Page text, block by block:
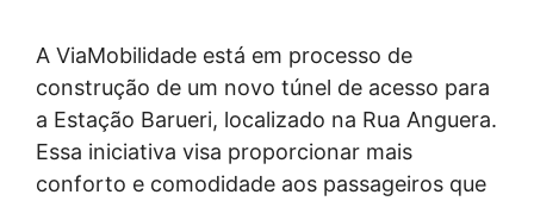
A ViaMobilidade está em processo de
construção de um novo túnel de acesso para
a Estação Barueri, localizado na Rua Anguera.
Essa iniciativa visa proporcionar mais
conforto e comodidade aos passageiros que